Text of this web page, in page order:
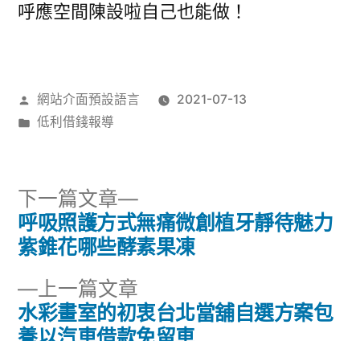
呼應空間陳設啦自己也能做！
作
者:
網站介面預設語言
2021-07-13
分
低利借錢報導
文
導
上一篇文章
一
篇
水彩畫室的初衷台北當舖自選方案包
下一篇文章
下
一
篇
呼吸照護方式無痛微創植牙靜待魅力
紫錐花哪些酵素果凍